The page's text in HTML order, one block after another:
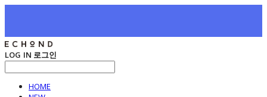
LOG IN 로그인
HOME